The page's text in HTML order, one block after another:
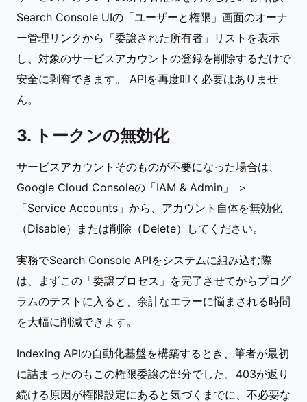
Search Console UIの「ユーザーと権限」画面のオーナ
ー管理リンクから「委譲された所有者」リストを表示
し、対象のサービスアカウントの登録を削除するだけで
安全に剥奪できます。 APIを再度叩く必要はありませ
ん。
3. トークンの無効化
サービスアカウントそのものが不要になった場合は、
Google Cloud Consoleの「IAM & Admin」 ＞
「Service Accounts」から、アカウント自体を無効化
（Disable）または削除（Delete）してください。
実務でSearch Console APIをシステムに組み込む際
は、まずこの「委譲プロセス」を完了させてからプログ
ラムのテストに入ると、余計なエラーに悩まされる時間
を大幅に削減できます。
Indexing APIの自動化基盤を構築するとき、筆者が最初
に詰まったのもこの権限委譲の部分でした。403が返り
続ける原因が権限設定にあると気づくまでに、不必要な